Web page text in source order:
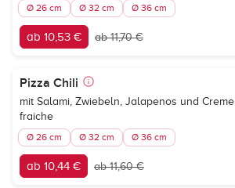
Ø 26 cm Ø 32 cm Ø 36 cm
ab 10,53 € ab 11,70 €
Pizza Chili
mit Salami, Zwiebeln, Jalapenos und Creme
fraiche
Ø 26 cm Ø 32 cm Ø 36 cm
ab 10,44 € ab 11,60 €